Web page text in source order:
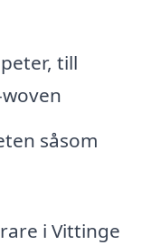
till
såsom
i Vittinge